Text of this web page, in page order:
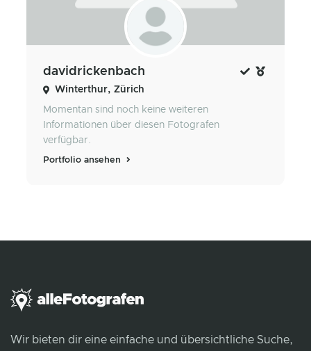
davidrickenbach
Winterthur, Zürich
Momentan sind noch keine weiteren
Informationen über diesen Fotografen
verfügbar.
Portfolio ansehen
Wir bieten dir eine einfache und übersichtliche Suche,